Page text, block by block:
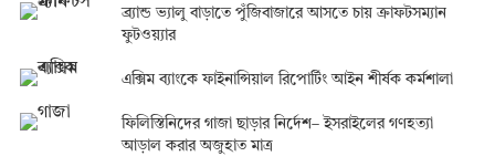
ব্র্যান্ড ভ্যালু বাড়াতে পুঁজিবাজারে আসতে চায় ক্রাফটসম্যান
ফুটওয়্যার
এক্সিম ব্যাংকে ফাইনান্সিয়াল রিপোর্টিং আইন শীর্ষক কর্মশালা
ফিলিস্তিনিদের গাজা ছাড়ার নির্দেশ– ইসরাইলের গণহত্যা
আড়াল করার অজুহাত মাত্র